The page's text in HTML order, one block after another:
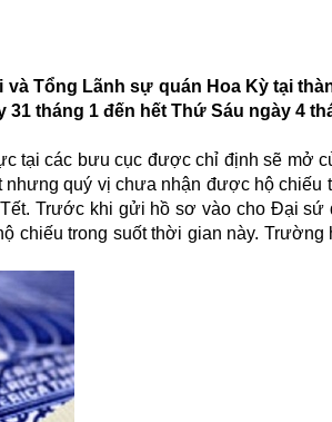
Tổng Lãnh sự quán Hoa Kỳ tại
tháng 1 đến hết Thứ Sáu ngày 4
tại các bưu cục được chỉ định sẽ mở
quý vị chưa nhận được hộ chiếu
Trước khi gửi hồ sơ vào cho Đại sứ
chiếu trong suốt thời gian này. Trường